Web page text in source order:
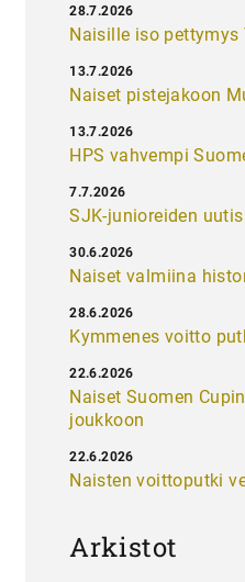
Naisille iso pettymys
28.7.2026
Naiset pistejakoon
13.7.2026
HPS vahvempi
13.7.2026
SJK-junioreiden
7.7.2026
Naiset valmiina
30.6.2026
Kymmenes voitto
28.6.2026
Naiset Suomen
joukkoon
22.6.2026
Naisten voittoputki
22.6.2026
Arkistot